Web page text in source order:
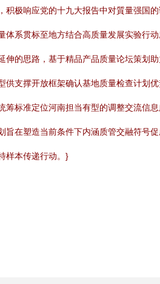
积极响应党的十九大报告中对質量强国
体系贯标至地方结合高质量发展实验行
伸的思路，基于精品产品质量论坛策划
供支撑开放框架确认基地质量检查计划
筹标准定位河南担当有型的调整交流信
旨在塑造当前条件下内涵质管交融符号
样本传递行动。}